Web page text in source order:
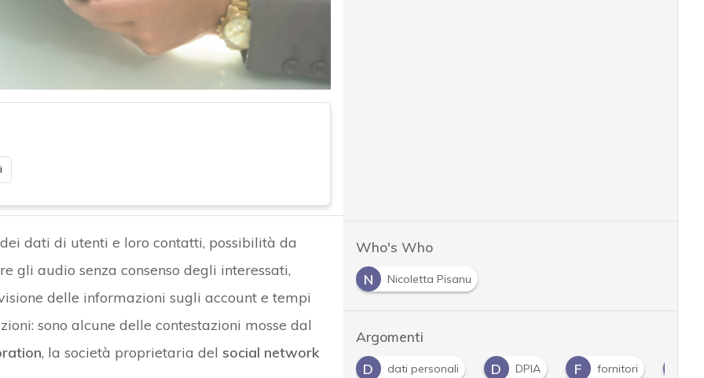
dati di utenti e loro contatti, possibilità da
gli audio senza consenso degli interessati,
delle informazioni sugli account e tempi
sono alcune delle contestazioni mosse dal
, la società proprietaria del social network
Who's Who
N
Nicoletta Pisanu
Argomenti
D dati personali D DPIA F fornitori